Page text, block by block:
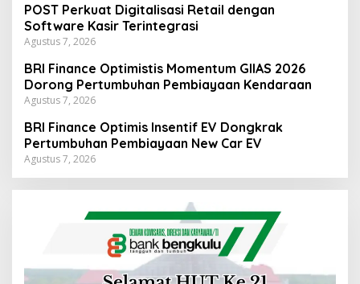
POST Perkuat Digitalisasi Retail dengan
Software Kasir Terintegrasi
Agustus 7, 2026
BRI Finance Optimistis Momentum GIIAS 2026
Dorong Pertumbuhan Pembiayaan Kendaraan
Agustus 7, 2026
BRI Finance Optimis Insentif EV Dongkrak
Pertumbuhan Pembiayaan New Car EV
Agustus 7, 2026